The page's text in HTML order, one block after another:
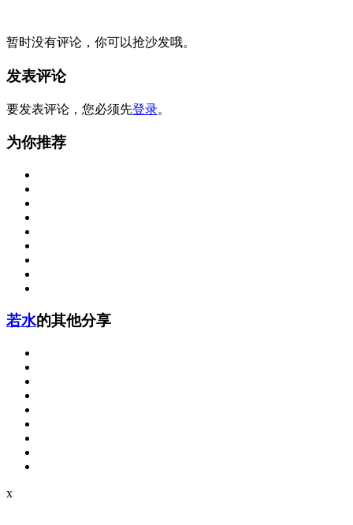
暂时没有评论，你可以抢沙发哦。
发表评论
要发表评论，您必须先登录。
为你推荐
若水的其他分享
x